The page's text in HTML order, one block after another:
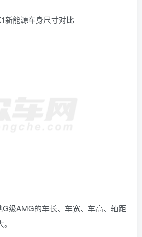
新能源车身尺寸对比
级AMG的车长、车宽、车高、轴距